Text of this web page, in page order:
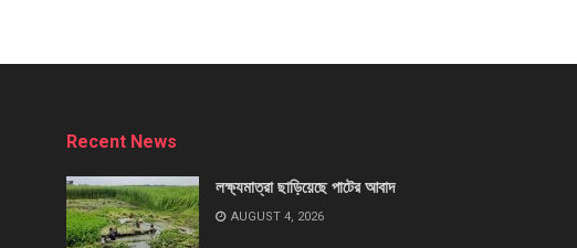
Recent News
লক্ষ্যমাত্রা ছাড়িয়েছে পাটের আবাদ
AUGUST 4, 2026